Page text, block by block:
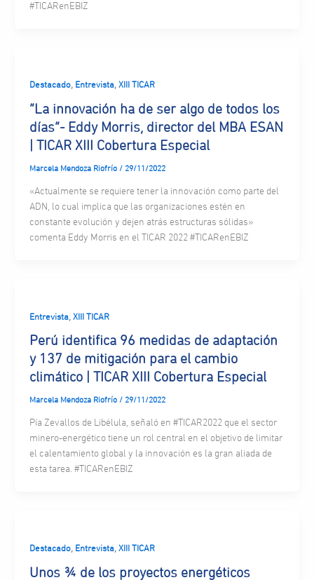
#TICARenEBIZ
Destacado, Entrevista, XIII TICAR
“La innovación ha de ser algo de todos los
días”- Eddy Morris, director del MBA ESAN
| TICAR XIII Cobertura Especial
Marcela Mendoza Riofrío / 29/11/2022
«Actualmente se requiere tener la innovación como parte del
ADN, lo cual implica que las organizaciones estén en
constante evolución y dejen atrás estructuras sólidas»
comenta Eddy Morris en el TICAR 2022 #TICARenEBIZ
Entrevista, XIII TICAR
Perú identifica 96 medidas de adaptación
y 137 de mitigación para el cambio
climático | TICAR XIII Cobertura Especial
Marcela Mendoza Riofrío / 29/11/2022
Pía Zevallos de Libélula, señaló en #TICAR2022 que el sector
minero-energético tiene un rol central en el objetivo de limitar
el calentamiento global y la innovación es la gran aliada de
esta tarea. #TICARenEBIZ
Destacado, Entrevista, XIII TICAR
Unos ¾ de los proyectos energéticos